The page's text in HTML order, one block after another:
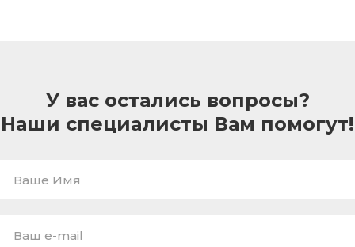
У вас остались вопросы?
Наши специалисты Вам помогут!
Имя